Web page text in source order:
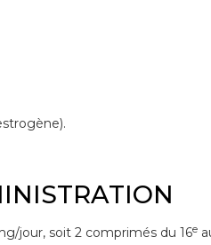
jour, soit 2 comprimés du 16e